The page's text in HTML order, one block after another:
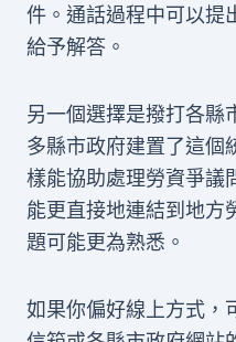
件。通話過程中可以提
給予解答。
另一個選擇是撥打各縣
多縣市政府建置了這個
樣能協助處理勞資爭議
能更直接地連結到地方
題可能更為熟悉。
如果你偏好線上方式，